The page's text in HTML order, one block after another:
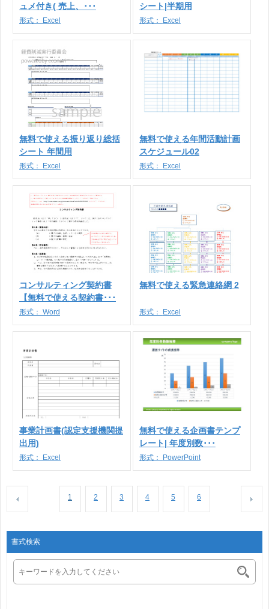
ュメ付き( 売上、･･･
形式： Excel
シート|半期用
形式： Excel
無料で使える振り返り総括
シート 年間用
形式： Excel
無料で使える年間活動計画
スケジュール02
形式： Excel
コンサルティング契約書
【無料で使える契約書･･･
形式： Word
無料で使える緊急連絡網 2
形式： Excel
事業計画書(認定支援機関提
出用)
形式： Excel
無料で使える企画書テンプ
レート| 年度別数･･･
形式： PowerPoint
1 2 3 4 5 6
書式検索